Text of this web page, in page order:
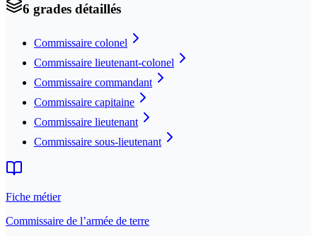
6 grades détaillés
Commissaire colonel
Commissaire lieutenant-colonel
Commissaire commandant
Commissaire capitaine
Commissaire lieutenant
Commissaire sous-lieutenant
Fiche métier
Commissaire de l’armée de terre